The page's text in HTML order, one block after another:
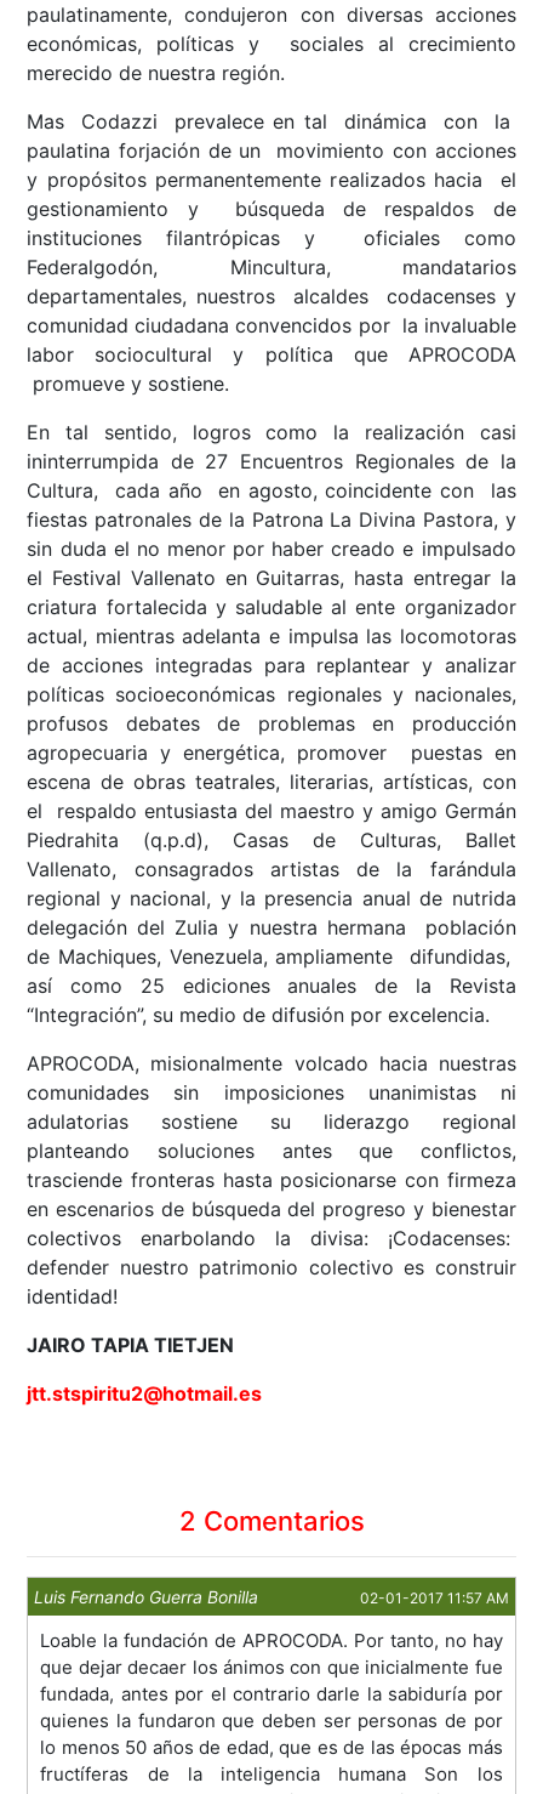
paulatinamente, condujeron con diversas acciones
económicas, políticas y sociales al crecimiento
merecido de nuestra región.
Mas Codazzi prevalece en tal dinámica con la
paulatina forjación de un movimiento con acciones
y propósitos permanentemente realizados hacia el
gestionamiento y búsqueda de respaldos de
instituciones filantrópicas y oficiales como
Federalgodón, Mincultura, mandatarios
departamentales, nuestros alcaldes codacenses y
comunidad ciudadana convencidos por la invaluable
labor sociocultural y política que APROCODA
promueve y sostiene.
En tal sentido, logros como la realización casi
ininterrumpida de 27 Encuentros Regionales de la
Cultura, cada año en agosto, coincidente con las
fiestas patronales de la Patrona La Divina Pastora, y
sin duda el no menor por haber creado e impulsado
el Festival Vallenato en Guitarras, hasta entregar la
criatura fortalecida y saludable al ente organizador
actual, mientras adelanta e impulsa las locomotoras
de acciones integradas para replantear y analizar
políticas socioeconómicas regionales y nacionales,
profusos debates de problemas en producción
agropecuaria y energética, promover puestas en
escena de obras teatrales, literarias, artísticas, con
el respaldo entusiasta del maestro y amigo Germán
Piedrahita (q.p.d), Casas de Culturas, Ballet
Vallenato, consagrados artistas de la farándula
regional y nacional, y la presencia anual de nutrida
delegación del Zulia y nuestra hermana población
de Machiques, Venezuela, ampliamente difundidas,
así como 25 ediciones anuales de la Revista
“Integración”, su medio de difusión por excelencia.
APROCODA, misionalmente volcado hacia nuestras
comunidades sin imposiciones unanimistas ni
adulatorias sostiene su liderazgo regional
planteando soluciones antes que conflictos,
trasciende fronteras hasta posicionarse con firmeza
en escenarios de búsqueda del progreso y bienestar
colectivos enarbolando la divisa: ¡Codacenses:
defender nuestro patrimonio colectivo es construir
identidad!
JAIRO TAPIA TIETJEN
jtt.stspiritu2@hotmail.es
2 Comentarios
Luis Fernando Guerra Bonilla 02-01-2017 11:57 AM
Loable la fundación de APROCODA. Por tanto, no hay
que dejar decaer los ánimos con que inicialmente fue
fundada, antes por el contrario darle la sabiduría por
quienes la fundaron que deben ser personas de por
lo menos 50 años de edad, que es de las épocas más
fructíferas de la inteligencia humana Son los